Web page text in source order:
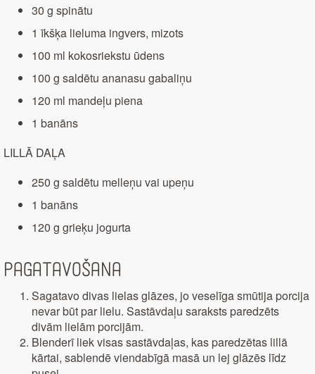
30 g spinātu
1 īkšķa lieluma ingvers, mizots
100 ml kokosriekstu ūdens
100 g saldētu ananasu gabaliņu
120 ml mandeļu piena
1 banāns
LILLĀ DAĻA
250 g saldētu melleņu vai upeņu
1 banāns
120 g grieķu jogurta
Pagatavošana
Sagatavo divas lielas glāzes, jo veselīga smūtija porcija
nevar būt par lielu. Sastāvdaļu saraksts paredzēts
divām lielām porcijām.
Blenderī liek visas sastāvdaļas, kas paredzētas lillā
kārtai, sablendē viendabīgā masā un lej glāzēs līdz